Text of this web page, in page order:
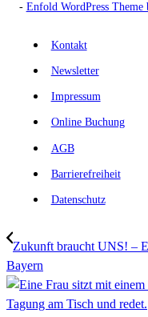
- Enfold WordPress Theme
Kontakt
Newsletter
Impressum
Online Buchung
AGB
Barrierefreiheit
Datenschutz
Zukunft braucht UNS! –
Bayern